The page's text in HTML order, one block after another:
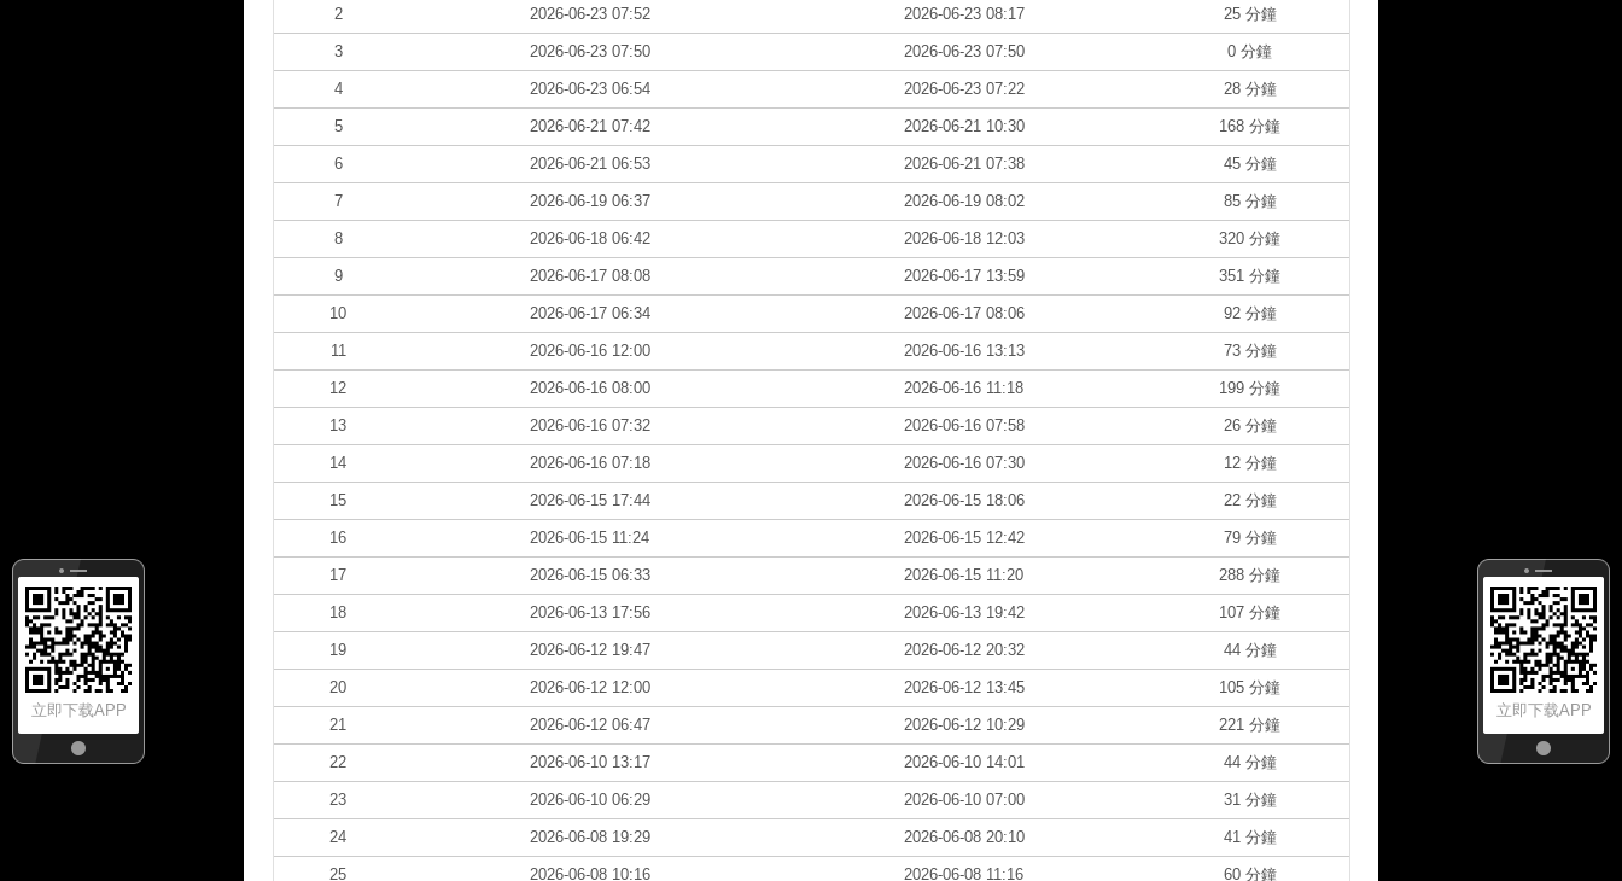
立即下载APP
立即下载APP
2 2026-06-23 07:52 2026-06-23 08:17 25 分鐘
3 2026-06-23 07:50 2026-06-23 07:50 0 分鐘
4 2026-06-23 06:54 2026-06-23 07:22 28 分鐘
5 2026-06-21 07:42 2026-06-21 10:30 168 分鐘
6 2026-06-21 06:53 2026-06-21 07:38 45 分鐘
7 2026-06-19 06:37 2026-06-19 08:02 85 分鐘
8 2026-06-18 06:42 2026-06-18 12:03 320 分鐘
9 2026-06-17 08:08 2026-06-17 13:59 351 分鐘
10 2026-06-17 06:34 2026-06-17 08:06 92 分鐘
11 2026-06-16 12:00 2026-06-16 13:13 73 分鐘
12 2026-06-16 08:00 2026-06-16 11:18 199 分鐘
13 2026-06-16 07:32 2026-06-16 07:58 26 分鐘
14 2026-06-16 07:18 2026-06-16 07:30 12 分鐘
15 2026-06-15 17:44 2026-06-15 18:06 22 分鐘
16 2026-06-15 11:24 2026-06-15 12:42 79 分鐘
17 2026-06-15 06:33 2026-06-15 11:20 288 分鐘
18 2026-06-13 17:56 2026-06-13 19:42 107 分鐘
19 2026-06-12 19:47 2026-06-12 20:32 44 分鐘
20 2026-06-12 12:00 2026-06-12 13:45 105 分鐘
21 2026-06-12 06:47 2026-06-12 10:29 221 分鐘
22 2026-06-10 13:17 2026-06-10 14:01 44 分鐘
23 2026-06-10 06:29 2026-06-10 07:00 31 分鐘
24 2026-06-08 19:29 2026-06-08 20:10 41 分鐘
25 2026-06-08 10:16 2026-06-08 11:16 60 分鐘